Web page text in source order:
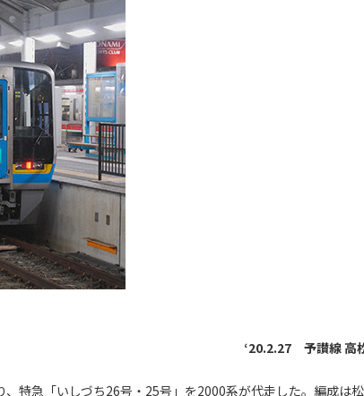
‘20.2.27 予讃線 高
特急「いしづち26号・25号」を2000系が代走した。編成は松